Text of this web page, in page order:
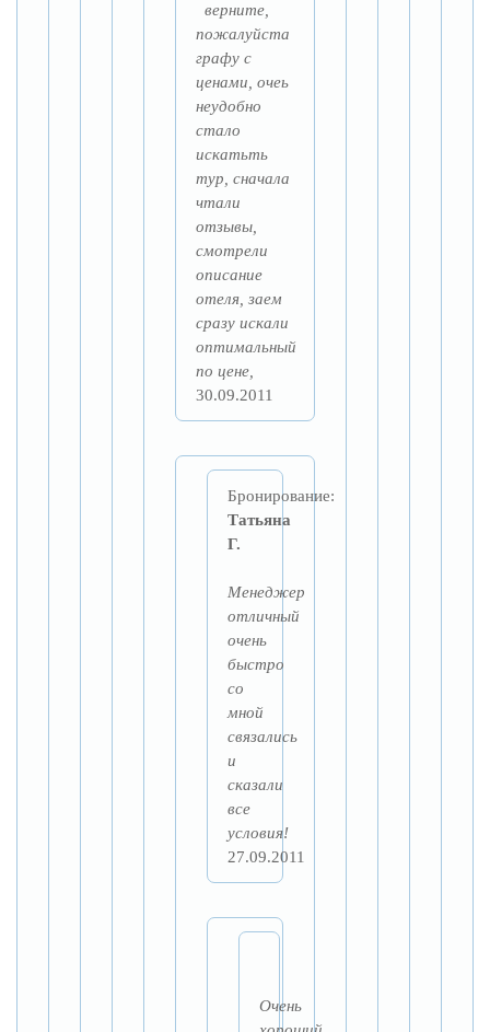
верните,
пожалуйста
графу с
ценами, очеь
неудобно
стало
искатьть
тур, сначала
чтали
отзывы,
смотрели
описание
отеля, заем
сразу искали
оптимальный
по цене,
30.09.2011
Бронирование:
Татьяна
Г.
Менеджер
отличный
очень
быстро
со
мной
связались
и
сказали
все
условия!
27.09.2011
Очень